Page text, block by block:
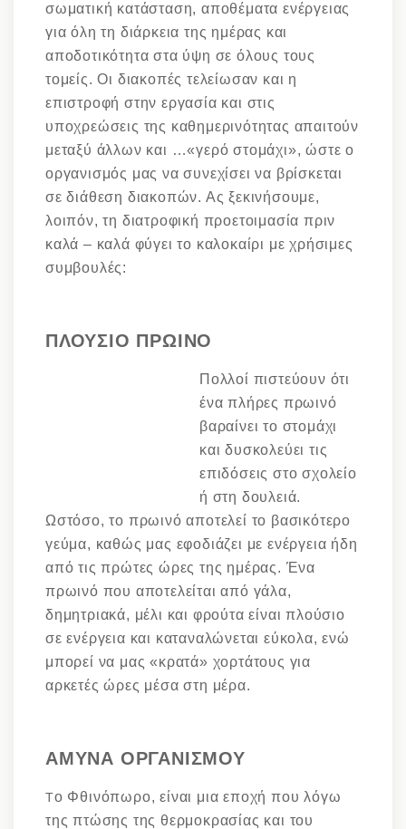
σωματική κατάσταση, αποθέματα ενέργειας
για όλη τη διάρκεια της ημέρας και
αποδοτικότητα στα ύψη σε όλους τους
τομείς. Οι διακοπές τελείωσαν και η
επιστροφή στην εργασία και στις
υποχρεώσεις της καθημερινότητας απαιτούν
μεταξύ άλλων και …«γερό στομάχι», ώστε ο
οργανισμός μας να συνεχίσει να βρίσκεται
σε διάθεση διακοπών. Ας ξεκινήσουμε,
λοιπόν, τη διατροφική προετοιμασία πριν
καλά – καλά φύγει το καλοκαίρι με χρήσιμες
συμβουλές:
ΠΛΟΥΣΙΟ ΠΡΩΙΝΟ
Πολλοί πιστεύουν ότι
ένα πλήρες πρωινό
βαραίνει το στομάχι
και δυσκολεύει τις
επιδόσεις στο σχολείο
ή στη δουλειά.
Ωστόσο, το πρωινό αποτελεί το βασικότερο
γεύμα, καθώς μας εφοδιάζει με ενέργεια ήδη
από τις πρώτες ώρες της ημέρας. Ένα
πρωινό που αποτελείται από γάλα,
δημητριακά, μέλι και φρούτα είναι πλούσιο
σε ενέργεια και καταναλώνεται εύκολα, ενώ
μπορεί να μας «κρατά» χορτάτους για
αρκετές ώρες μέσα στη μέρα.
ΑΜΥΝΑ ΟΡΓΑΝΙΣΜΟΥ
Το Φθινόπωρο, είναι μια εποχή που λόγω
της πτώσης της θερμοκρασίας και του